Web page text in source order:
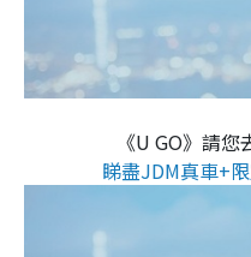
《U GO》請
睇盡JDM真車+